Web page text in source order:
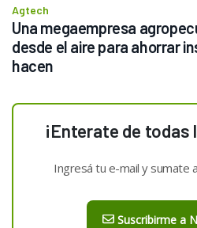
Agtech
Una megaempresa
desde el aire para ahorrar
hacen
¡Enterate de todas
Ingresá tu e-mail y sumate
Suscribirme a